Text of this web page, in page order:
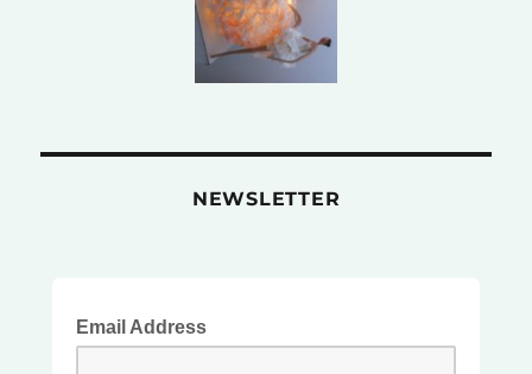
NEWSLETTER
Email Address